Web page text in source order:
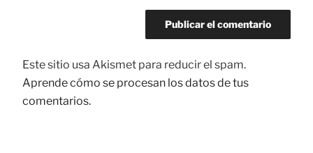
Este sitio usa Akismet para reducir el spam.
Aprende cómo se procesan los datos de tus
comentarios.